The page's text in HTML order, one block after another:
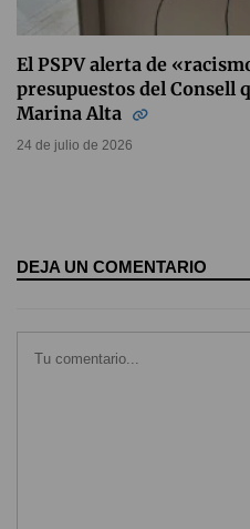
El PSPV alerta de
presupuestos del Consell
Marina Alta
24 de julio de 2026
DEJA UN COMENTARIO